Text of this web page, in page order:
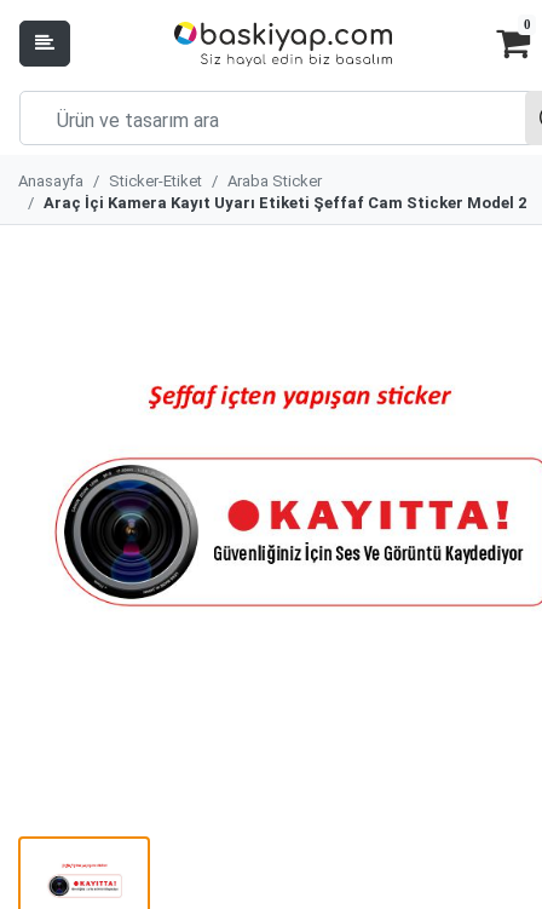
0
Anasayfa Sticker-Etiket
Araba Sticker
Araç İçi Kamera Kayıt Uyarı Etiketi Şeffaf Cam Sticker Model 2